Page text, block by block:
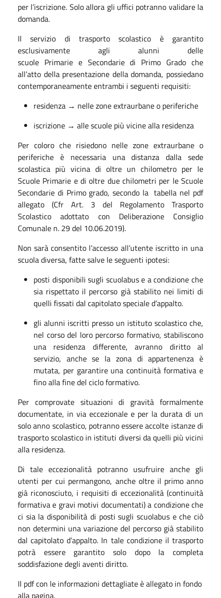
per l’iscrizione. Solo allora gli uffici potranno validare la
domanda.
Il servizio di trasporto scolastico è garantito
esclusivamente agli alunni delle
scuole Primarie e Secondarie di Primo Grado che
all’atto della presentazione della domanda, possiedano
contemporaneamente entrambi i seguenti requisiti:
residenza → nelle zone extraurbane o periferiche
iscrizione → alle scuole più vicine alla residenza
Per coloro che risiedono nelle zone extraurbane o
periferiche è necessaria una distanza dalla sede
scolastica più vicina di oltre un chilometro per le
Scuole Primarie e di oltre due chilometri per le Scuole
Secondarie di Primo grado, secondo la tabella nel pdf
allegato (Cfr Art. 3 del Regolamento Trasporto
Scolastico adottato con Deliberazione Consiglio
Comunale n. 29 del 10.06.2019).
Non sarà consentito l’accesso all’utente iscritto in una
scuola diversa, fatte salve le seguenti ipotesi:
posti disponibili sugli scuolabus e a condizione che
sia rispettato il percorso già stabilito nei limiti di
quelli fissati dal capitolato speciale d’appalto.
gli alunni iscritti presso un istituto scolastico che,
nel corso del loro percorso formativo, stabiliscono
una residenza differente, avranno diritto al
servizio, anche se la zona di appartenenza è
mutata, per garantire una continuità formativa e
fino alla fine del ciclo formativo.
Per comprovate situazioni di gravità formalmente
documentate, in via eccezionale e per la durata di un
solo anno scolastico, potranno essere accolte istanze di
trasporto scolastico in istituti diversi da quelli più vicini
alla residenza.
Di tale eccezionalità potranno usufruire anche gli
utenti per cui permangono, anche oltre il primo anno
già riconosciuto, i requisiti di eccezionalità (continuità
formativa e gravi motivi documentati) a condizione che
ci sia la disponibilità di posti sugli scuolabus e che ciò
non determini una variazione del percorso già stabilito
dal capitolato d’appalto. In tale condizione il trasporto
potrà essere garantito solo dopo la completa
soddisfazione degli aventi diritto.
Il pdf con le informazioni dettagliate è allegato in fondo
alla pagina.